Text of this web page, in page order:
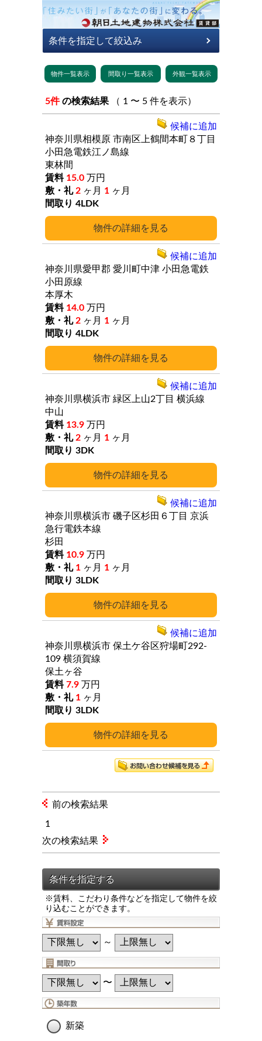
※賃料、こだわり条件などを指定して物件を絞
り込むことができます。
～
〜
新築
5件 の検索結果 （ 1 〜 5 件を表示）
詳細
神奈川県相模原 市南区上鶴間本町８丁目
小田急電鉄江ノ島線
東林間
15.0 万円
2 ヶ月 1 ヶ月
4LDK
候補に追加
詳細
神奈川県愛甲郡 愛川町中津 小田急電鉄
小田原線
本厚木
14.0 万円
2 ヶ月 1 ヶ月
4LDK
候補に追加
詳細
神奈川県横浜市 緑区上山2丁目 横浜線
中山
13.9 万円
2 ヶ月 1 ヶ月
3DK
候補に追加
詳細
神奈川県横浜市 磯子区杉田６丁目 京浜
急行電鉄本線
杉田
10.9 万円
1 ヶ月 1 ヶ月
3LDK
候補に追加
詳細
神奈川県横浜市 保土ケ谷区狩場町292-
109 横須賀線
保土ヶ谷
7.9 万円
1 ヶ月
3LDK
候補に追加
前の検索結果
1